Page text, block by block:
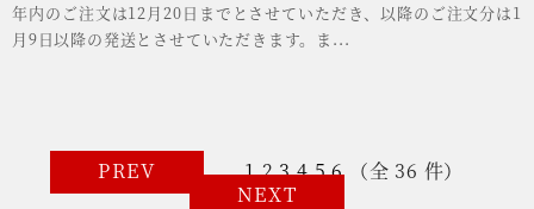
年内のご注文は12月20日までとさせていただき、以降のご注文分は1
月9日以降の発送とさせていただきます。ま...
PREV 1 2 3 4 5 6
（全 36 件）
NEXT